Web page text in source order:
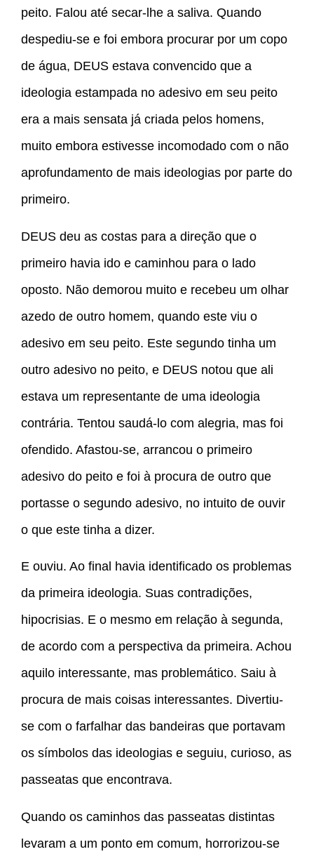
peito. Falou até secar-lhe a saliva. Quando
despediu-se e foi embora procurar por um copo
de água, DEUS estava convencido que a
ideologia estampada no adesivo em seu peito
era a mais sensata já criada pelos homens,
muito embora estivesse incomodado com o não
aprofundamento de mais ideologias por parte do
primeiro.
DEUS deu as costas para a direção que o
primeiro havia ido e caminhou para o lado
oposto. Não demorou muito e recebeu um olhar
azedo de outro homem, quando este viu o
adesivo em seu peito. Este segundo tinha um
outro adesivo no peito, e DEUS notou que ali
estava um representante de uma ideologia
contrária. Tentou saudá-lo com alegria, mas foi
ofendido. Afastou-se, arrancou o primeiro
adesivo do peito e foi à procura de outro que
portasse o segundo adesivo, no intuito de ouvir
o que este tinha a dizer.
E ouviu. Ao final havia identificado os problemas
da primeira ideologia. Suas contradições,
hipocrisias. E o mesmo em relação à segunda,
de acordo com a perspectiva da primeira. Achou
aquilo interessante, mas problemático. Saiu à
procura de mais coisas interessantes. Divertiu-
se com o farfalhar das bandeiras que portavam
os símbolos das ideologias e seguiu, curioso, as
passeatas que encontrava.
Quando os caminhos das passeatas distintas
levaram a um ponto em comum, horrorizou-se